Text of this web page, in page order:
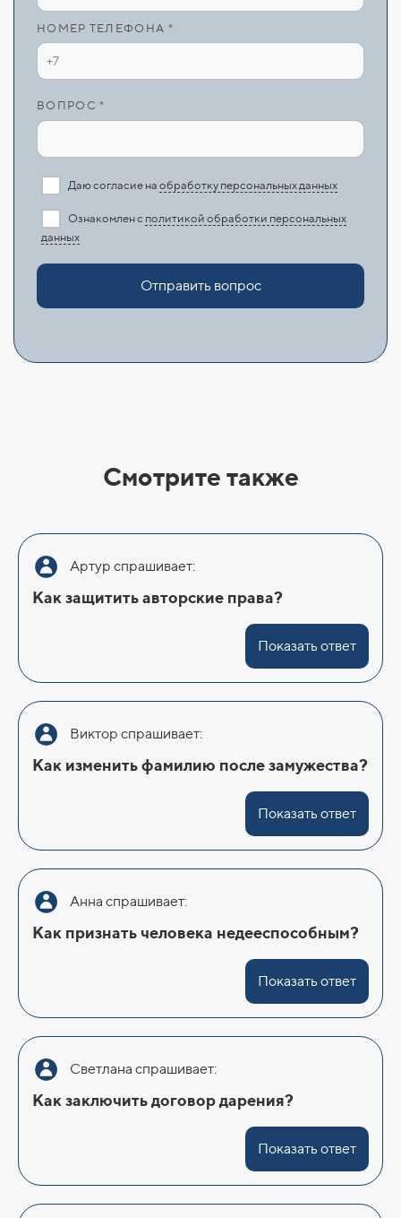
НОМЕР ТЕЛЕФОНА *
ВОПРОС *
Даю согласие на обработку персональных данных
Ознакомлен с политикой обработки персональных
данных
Отправить вопрос
Смотрите также
Артур спрашивает:
Как защитить авторские права?
Показать ответ
Виктор спрашивает:
Как изменить фамилию после замужества?
Показать ответ
Анна спрашивает:
Как признать человека недееспособным?
Показать ответ
Светлана спрашивает:
Как заключить договор дарения?
Показать ответ